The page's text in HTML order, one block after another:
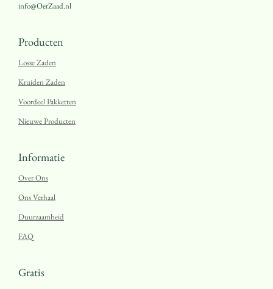
info@OerZaad.nl
Producten
Losse Zaden
Kruiden Zaden
Voordeel Pakketten
Nieuwe Producten
Informatie
Over Ons
Ons Verhaal
Duurzaamheid
FAQ
Gratis